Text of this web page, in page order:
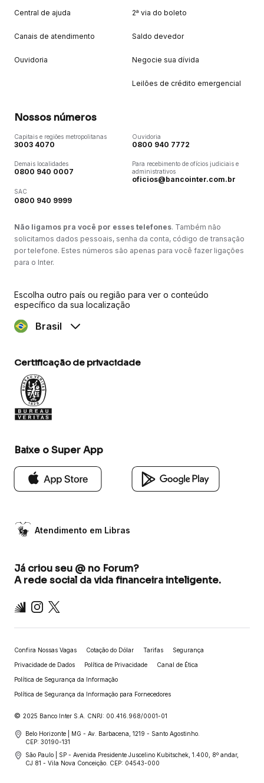
Central de ajuda
Canais de atendimento
Ouvidoria
2ª via do boleto
Saldo devedor
Negocie sua dívida
Leilões de crédito emergencial
Nossos números
Capitais e regiões metropolitanas
3003 4070
Demais localidades
0800 940 0007
SAC
0800 940 9999
Ouvidoria
0800 940 7772
Para recebimento de ofícios judiciais e
administrativos
oficios@bancointer.com.br
Não ligamos pra você por esses telefones. Também não
solicitamos dados pessoais, senha da conta, código de transação
por telefone. Estes números são apenas para você fazer ligações
para o Inter.
Escolha outro país ou região para ver o conteúdo
específico da sua localização
Brasil
Certificação de privacidade
Baixe o Super App
Atendimento em Libras
Já criou seu @ no Forum?
A rede social da vida financeira inteligente.
Inter Instagram
X
Confira Nossas Vagas Cotação do Dólar Tarifas Segurança
Privacidade de Dados Política de Privacidade Canal de Ética
Política de Segurança da Informação
Política de Segurança da Informação para Fornecedores
© 2025 Banco Inter S.A. CNPJ: 00.416.968/0001-01
Belo Horizonte | MG - Av. Barbacena, 1219 - Santo Agostinho.
CEP: 30190-131
São Paulo | SP - Avenida Presidente Juscelino Kubitschek, 1.400, 8º andar,
CJ 81 - Vila Nova Conceição. CEP: 04543-000